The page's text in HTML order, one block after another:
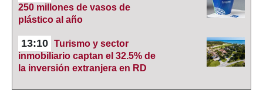
250 millones de vasos de
plástico al año
13:10 Turismo y sector
inmobiliario captan el 32.5% de
la inversión extranjera en RD